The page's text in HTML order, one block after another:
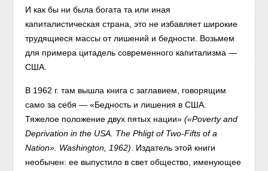
И как бы ни была богата та или иная
капиталистическая страна, это не избавляет широкие
трудящиеся массы от лишений и бедности. Возьмем
для примера цитадель современного капитализма —
США.
В 1962 г. там вышла книга с заглавием, говорящим
само за себя — «Бедность и лишения в США.
Тяжелое положение двух пятых нации»(«Poverty and
Deprivation in the USA. The Phligt of Two-Fifts of a
Nation». Washington, 1962) . Издатель этой книги
необычен: ее выпустило в свет общество, именующее